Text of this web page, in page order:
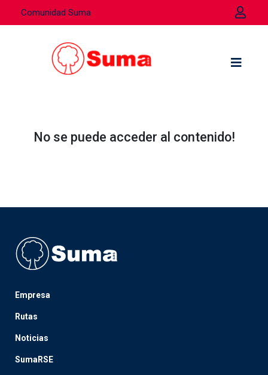
Comunidad Suma
No se puede acceder al contenido!
Empresa
Rutas
Noticias
SumaRSE